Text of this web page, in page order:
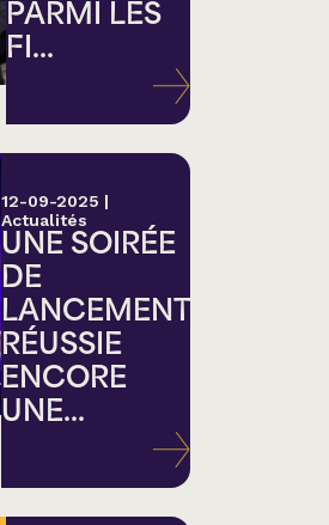
PARMI LES
FI...
12-09-2025 |
Actualités
UNE SOIRÉE
DE
LANCEMENT
RÉUSSIE
ENCORE
UNE...